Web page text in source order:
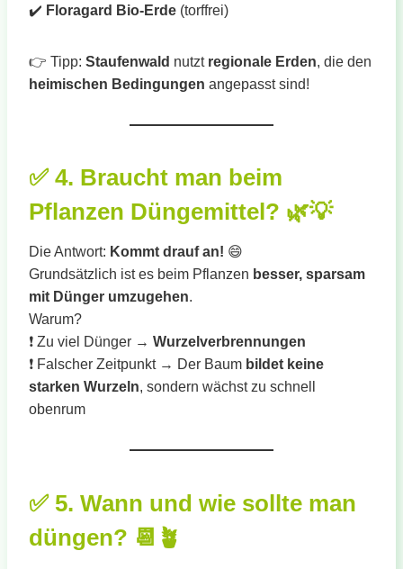
✔️ Floragard Bio-Erde (torffrei)
👉 Tipp: Staufenwald nutzt regionale Erden, die den
heimischen Bedingungen angepasst sind!
✅ 4. Braucht man beim
Pflanzen Düngemittel? 🌿💡
Die Antwort: Kommt drauf an! 😄
Grundsätzlich ist es beim Pflanzen besser, sparsam
mit Dünger umzugehen.
Warum?
❗ Zu viel Dünger → Wurzelverbrennungen
❗ Falscher Zeitpunkt → Der Baum bildet keine
starken Wurzeln, sondern wächst zu schnell
obenrum
✅ 5. Wann und wie sollte man
düngen? 📆🪴